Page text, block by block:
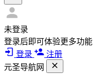
未登录
登录后即可体验更多功能
登录
注册
元圣导航网